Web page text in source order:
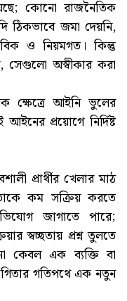
কোনো রাজনৈতিক
ঠিকভাবে জমা দেয়নি,
ও নিয়মগত। কিন্তু
সেগুলো অস্বীকার করা
ক্ষেত্রে আইনি ভুলের
প্রয়োগে নির্দিষ্ট
প্রার্থীর খেলার মাঠ
কম সক্রিয় করতে
জাগাতে পারে;
স্বচ্ছতায় প্রশ্ন তুলতে
কেবল এক ব্যক্তি বা
গতিপথে এক নতুন